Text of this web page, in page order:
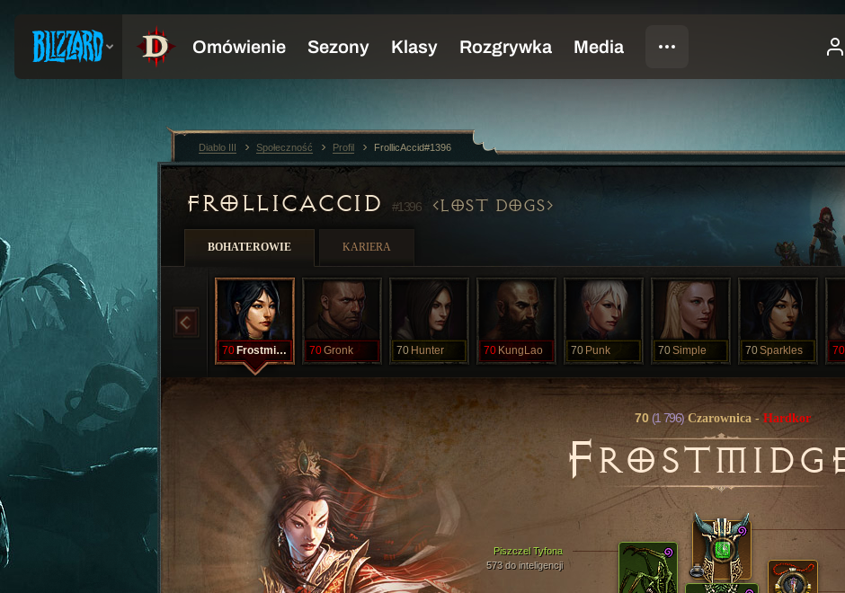
FROLLICACCID #1396 LOST DOGS
BOHATEROWIE KARIERA
70 Frostmidget 70Gronk 70 Hunter 70 KungLao 70 Punk 70Simple 70Sparkles 70
70(1 796)Czarownica - Hardkor
F
Piszczel Tyfona
573 do inteligencji
Diablo III Społeczność Profil FrollicAccid#1396